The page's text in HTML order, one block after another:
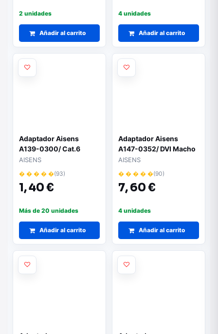
2 unidades
Añadir al carrito
4 unidades
Añadir al carrito
Adaptador Aisens
A139-0300/ Cat.6
AISENS
� � � � �(93)
1,40 €
Más de 20 unidades
Añadir al carrito
Adaptador Aisens
A147-0352/ DVI Macho
- VGA Hembra
AISENS
� � � � �(90)
7,60 €
4 unidades
Añadir al carrito